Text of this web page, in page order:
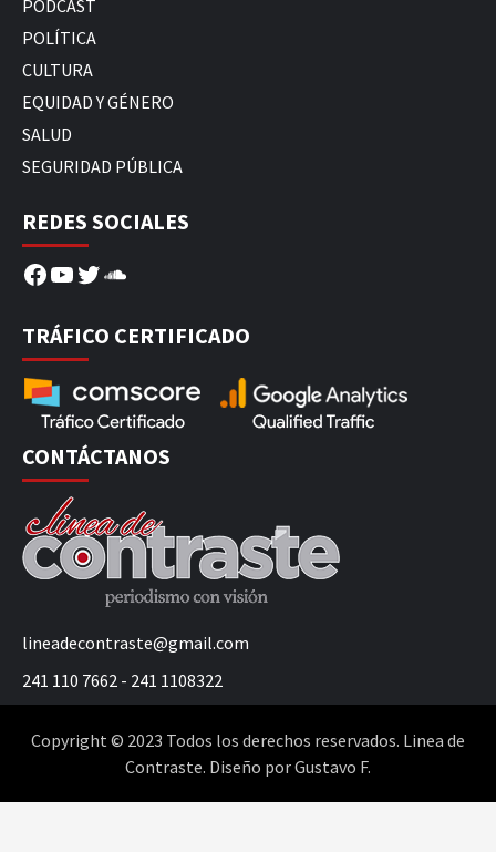
PODCAST
POLÍTICA
CULTURA
EQUIDAD Y GÉNERO
SALUD
SEGURIDAD PÚBLICA
REDES SOCIALES
Facebook
YouTube
Twitter
SoundCloud
TRÁFICO CERTIFICADO
CONTÁCTANOS
lineadecontraste@gmail.com
241 110 7662 - 241 1108322
Copyright © 2023 Todos los derechos reservados. Linea de
Contraste. Diseño por Gustavo F.